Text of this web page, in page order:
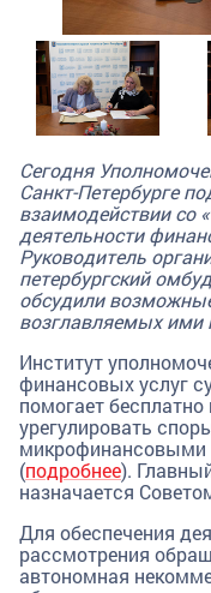
Сегодня
Санкт-Петербурге
взаимодействии со
деятельности
Руководитель
петербургский
обсудили
возглавляемых ими
Институт
финансовых услуг
помогает
урегулировать
микрофинансовыми
(подробнее).
назначается
Для обеспечения
рассмотрения
автономная